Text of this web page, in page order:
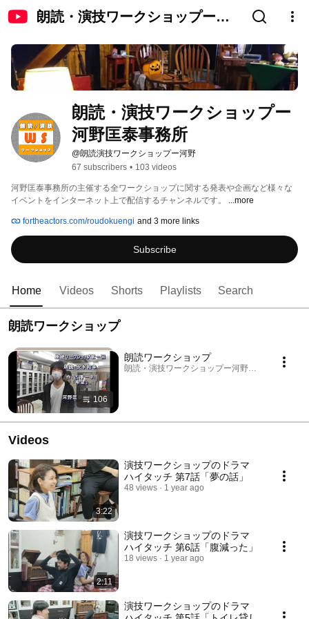
朗読・演技ワークショップー河
朗読・演技ワークショップー
河野匡泰事務所
@朗読演技ワークショップー河野
67 subscribers • 103 videos
河野匡泰事務所の主催する全ワークショップに関する発表や企画など様々な
イベントをインターネット上で配信するチャンネルです。 ...more
fortheactors.com/roudokuengi and 3 more links
Subscribe
Home Videos Shorts Playlists Search
朗読ワークショップ
106
朗読ワークショップ
朗読・演技ワークショップー河野匡泰事務所 ·
Videos
3:22
演技ワークショップのドラマ
ハイタッチ 第7話「夢の話」
48 views 1 year ago
2:11
演技ワークショップのドラマ
ハイタッチ 第6話「腹減った」
18 views 1 year ago
演技ワークショップのドラマ